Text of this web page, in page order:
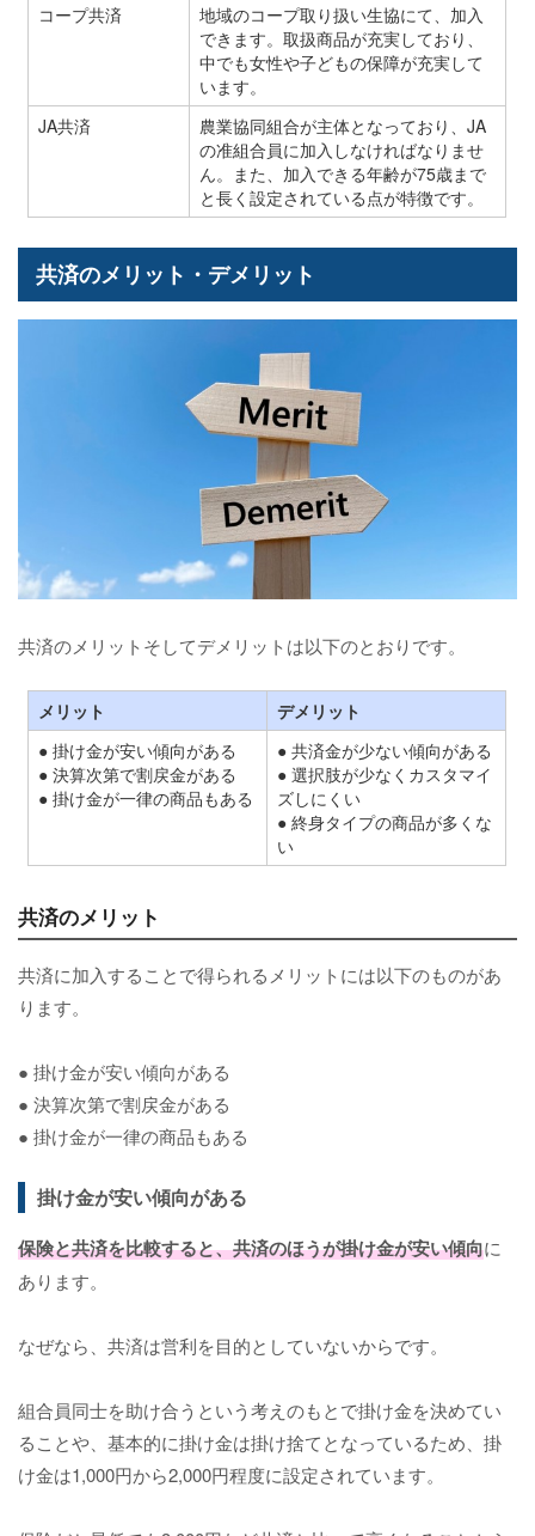
コープ共済
地域のコープ取り扱い生協にて、加入
できます。取扱商品が充実しており、
中でも女性や子どもの保障が充実して
います。
JA共済
農業協同組合が主体となっており、JA
の准組合員に加入しなければなりませ
ん。また、加入できる年齢が75歳まで
と長く設定されている点が特徴です。
共済のメリット・デメリット
共済のメリットそしてデメリットは以下のとおりです。
メリット
デメリット
● 掛け金が安い傾向がある
● 決算次第で割戻金がある
● 掛け金が一律の商品もある
● 共済金が少ない傾向がある
● 選択肢が少なくカスタマイ
ズしにくい
● 終身タイプの商品が多くな
い
共済のメリット
共済に加入することで得られるメリットには以下のものがあ
ります。
● 掛け金が安い傾向がある
● 決算次第で割戻金がある
● 掛け金が一律の商品もある
掛け金が安い傾向がある
保険と共済を比較すると、共済のほうが掛け金が安い傾向に
あります。
なぜなら、共済は営利を目的としていないからです。
組合員同士を助け合うという考えのもとで掛け金を決めてい
ることや、基本的に掛け金は掛け捨てとなっているため、掛
け金は1,000円から2,000円程度に設定されています。